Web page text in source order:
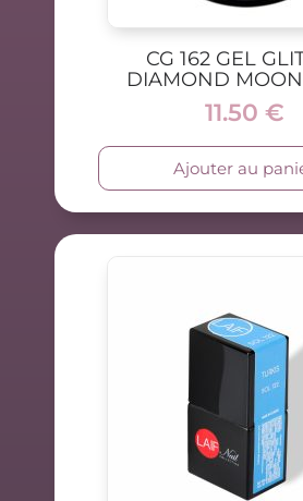
CG 162 GEL
DIAMOND
11.50 €
Ajouter au